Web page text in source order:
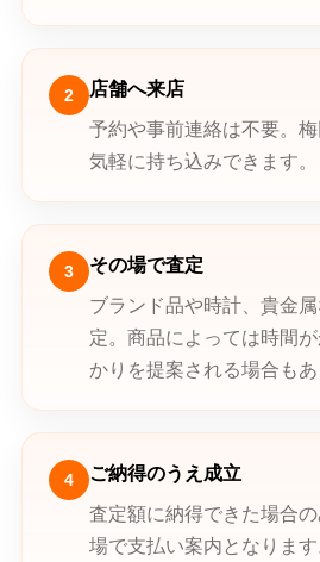
2
店舗へ来店
予約や事前連絡は不要。
気軽に持ち込みできます。
3
その場で査定
ブランド品や時計、貴金
定。商品によっては時間
かりを提案される場合もあ
4
ご納得のうえ成立
査定額に納得できた場合
場で支払い案内となります